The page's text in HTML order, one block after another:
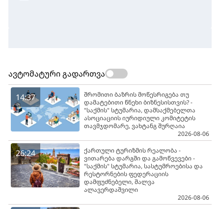
ავტომატური გადართვა
14:37
შრომითი ბაზრის მოწესრიგება თუ
დამატებითი წნეხი ბიზნესისთვის? -
"საქმის" სტუმარია, დამსაქმებელთა
ასოციაციის იურიდიული კომიტეტის
თავმჯდომარე, ვახტანგ შურღაია
2026-08-06
26:24
ქართული ტურიზმის რეალობა -
ვითარება დარგში და გამოწვევები -
"საქმის" სტუმარია, სასტუმროებისა და
რესტორნების ფედერაციის
დამფუძნებელი, შალვა
ალავერდაშვილი
2026-08-06